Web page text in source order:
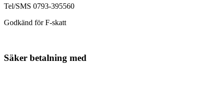
Tel/SMS 0793-395560
Godkänd för F-skatt
Säker betalning med